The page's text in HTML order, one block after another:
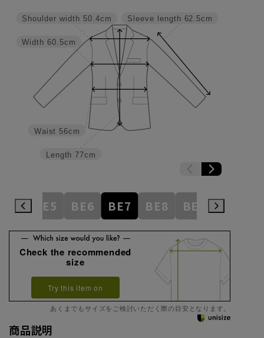
Sleeve length 62.5cm
Length 77cm
Waist 56cm
Width 60.5cm
Shoulder width 50.4cm
BE5 BE6 BE7 BE8 BE9 BE10
Check the recommended
size
Try this item on
あくまでもサイズをご検討いただく際の目安となります。
商品説明